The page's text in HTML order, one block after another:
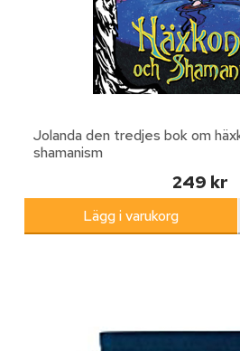
Jolanda den tredjes bok om
shamanism
249 kr